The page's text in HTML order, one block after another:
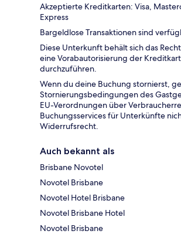
Akzeptierte Kreditkarten: Visa,
Express
Bargeldlose Transaktionen sind
Diese Unterkunft behält sich das
eine Vorabautorisierung der
durchzuführen.
Wenn du deine Buchung stornierst,
Stornierungsbedingungen des
EU-Verordnungen über
Buchungsservices für Unterkünfte
Widerrufsrecht.
Auch bekannt als
Brisbane Novotel
Novotel Brisbane
Novotel Hotel Brisbane
Novotel Brisbane Hotel
Novotel Brisbane